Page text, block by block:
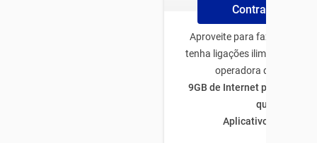
Contrate Online
Aproveite para fazer o plano
tenha ligações ilimitadas
operadora de todo
9GB de Internet para utilizar
quiser
Aplicativos